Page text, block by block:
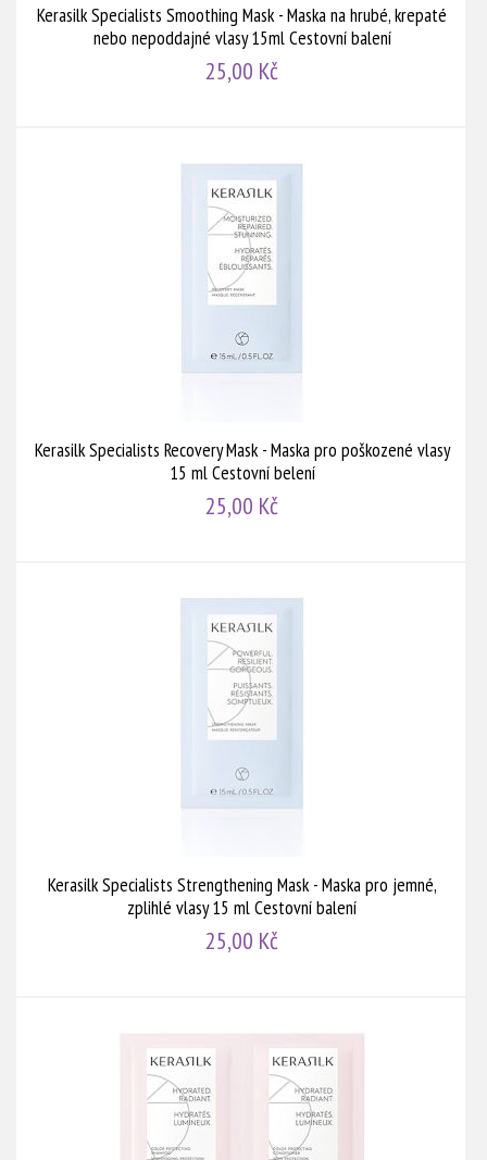
Kerasilk Specialists Smoothing Mask - Maska na hrubé, krepaté
nebo nepoddajné vlasy 15ml Cestovní balení
25,00 Kč
Kerasilk Specialists Recovery Mask - Maska pro poškozené vlasy
15 ml Cestovní belení
25,00 Kč
Kerasilk Specialists Strengthening Mask - Maska pro jemné,
zplihlé vlasy 15 ml Cestovní balení
25,00 Kč